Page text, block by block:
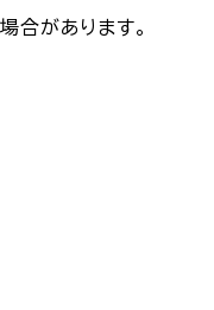
合があります。